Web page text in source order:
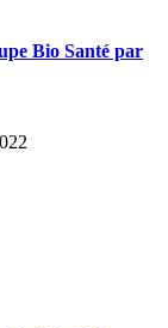
Bio Santé par